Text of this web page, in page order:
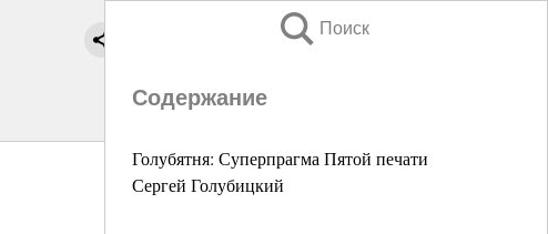
Поиск
Содержание
Голубятня: Суперпрагма Пятой печати
Сергей Голубицкий